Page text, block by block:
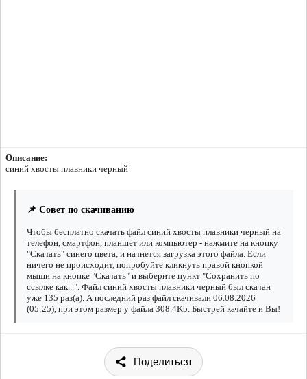
Описание:
синий хвосты плавники черный
📌 Совет по скачиванию
Чтобы бесплатно скачать файл синий хвосты плавники черный на
телефон, смартфон, планшет или компьютер - нажмите на кнопку
"Скачать" синего цвета, и начнется загрузка этого файла. Если
ничего не происходит, попробуйте кликнуть правой кнопкой
мыши на кнопке "Скачать" и выберите пункт "Сохранить по
ссылке как...". Файл синий хвосты плавники черный был скачан
уже 135 раз(а). А последний раз файл скачивали 06.08.2026
(05:25), при этом размер у файла 308.4Kb. Быстрей качайте и Вы!
Поделиться